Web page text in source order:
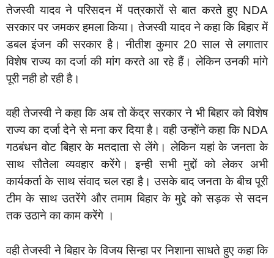
तेजस्वी यादव ने परिसदन में पत्रकारों से बात करते हुए NDA
सरकार पर जमकर हमला किया। तेजस्वी यादव ने कहा कि बिहार में
डबल इंजन की सरकार है। नीतीश कुमार 20 साल से लगातार
विशेष राज्य का दर्जा की मांग करते आ रहे हैं। लेकिन उनकी मांगे
पूरी नही हो रही है।
वही तेजस्वी ने कहा कि अब तो केंद्र सरकार ने भी बिहार को विशेष
राज्य का दर्जा देने से मना कर दिया है। वही उन्होंने कहा कि NDA
गठबंधन वोट बिहार के मतदाता से लेंगे। लेकिन यहां के जनता के
साथ सौतेला व्यवहार करेंगे। इन्ही सभी मुद्दों को लेकर अभी
कार्यकर्ता के साथ संवाद चल रहा है। उसके बाद जनता के बीच पूरी
टीम के साथ उतरेंगे और तमाम बिहार के मुद्दे को सड़क से सदन
तक उठाने का काम करेंगे ।
वही तेजस्वी ने बिहार के विजय सिन्हा पर निशाना साधते हुए कहा कि